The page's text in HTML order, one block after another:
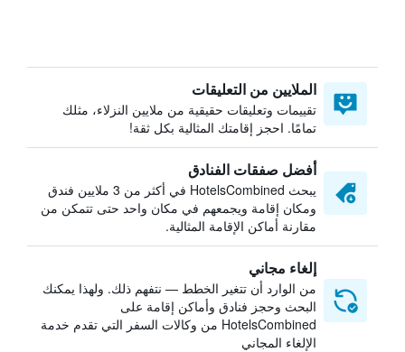
الملايين من التعليقات
تقييمات وتعليقات حقيقية من ملايين النزلاء، مثلك
تمامًا. احجز إقامتك المثالية بكل ثقة!
أفضل صفقات الفنادق
يبحث HotelsCombined في أكثر من 3 ملايين فندق
ومكان إقامة ويجمعهم في مكان واحد حتى تتمكن من
مقارنة أماكن الإقامة المثالية.
إلغاء مجاني
من الوارد أن تتغير الخطط — نتفهم ذلك. ولهذا يمكنك
البحث وحجز فنادق وأماكن إقامة على
HotelsCombined من وكالات السفر التي تقدم خدمة
الإلغاء المجاني